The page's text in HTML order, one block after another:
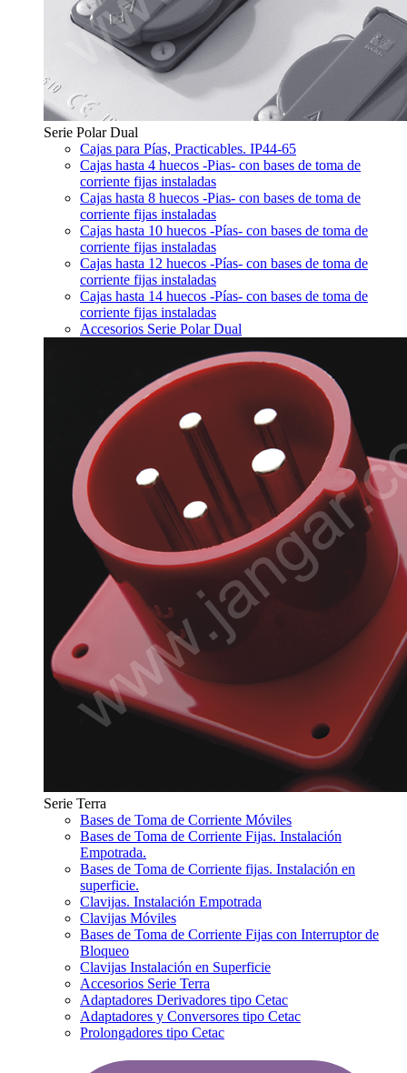
Serie Polar Dual
Cajas para Pías, Practicables. IP44-65
Cajas hasta 4 huecos -Pias- con bases de toma de
corriente fijas instaladas
Cajas hasta 8 huecos -Pias- con bases de toma de
corriente fijas instaladas
Cajas hasta 10 huecos -Pías- con bases de toma de
corriente fijas instaladas
Cajas hasta 12 huecos -Pías- con bases de toma de
corriente fijas instaladas
Cajas hasta 14 huecos -Pías- con bases de toma de
corriente fijas instaladas
Accesorios Serie Polar Dual
Serie Terra
Bases de Toma de Corriente Móviles
Bases de Toma de Corriente Fijas. Instalación
Empotrada.
Bases de Toma de Corriente fijas. Instalación en
superficie.
Clavijas. Instalación Empotrada
Clavijas Móviles
Bases de Toma de Corriente Fijas con Interruptor de
Bloqueo
Clavijas Instalación en Superficie
Accesorios Serie Terra
Adaptadores Derivadores tipo Cetac
Adaptadores y Conversores tipo Cetac
Prolongadores tipo Cetac